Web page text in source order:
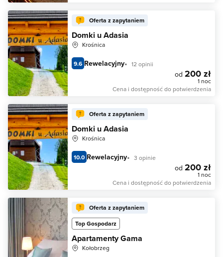
Oferta z zapytaniem
Domki u Adasia
Krośnica
9.6 Rewelacyjny 12 opinii
od 200 zł
1 noc
Cena i dostępność do potwierdzenia
Oferta z zapytaniem
Domki u Adasia
Krośnica
10.0 Rewelacyjny 3 opinie
od 200 zł
1 noc
Cena i dostępność do potwierdzenia
Oferta z zapytaniem
Top Gospodarz
Apartamenty Gama
Kołobrzeg